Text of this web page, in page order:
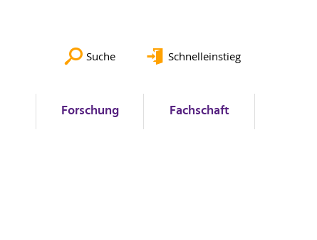
Suche Schnelleinstieg
Forschung Fachschaft